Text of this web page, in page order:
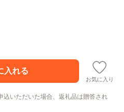
お気に入り
込いただいた場合、返礼品は贈答され